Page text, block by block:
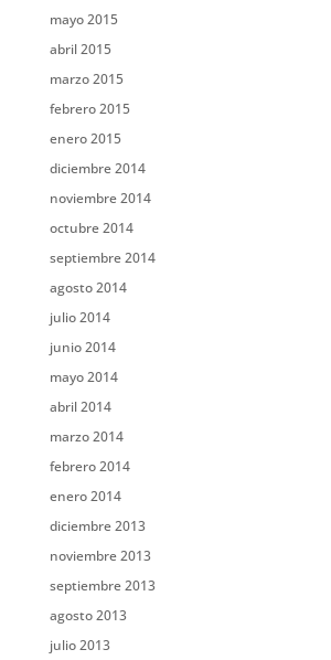
mayo 2015
abril 2015
marzo 2015
febrero 2015
enero 2015
diciembre 2014
noviembre 2014
octubre 2014
septiembre 2014
agosto 2014
julio 2014
junio 2014
mayo 2014
abril 2014
marzo 2014
febrero 2014
enero 2014
diciembre 2013
noviembre 2013
septiembre 2013
agosto 2013
julio 2013